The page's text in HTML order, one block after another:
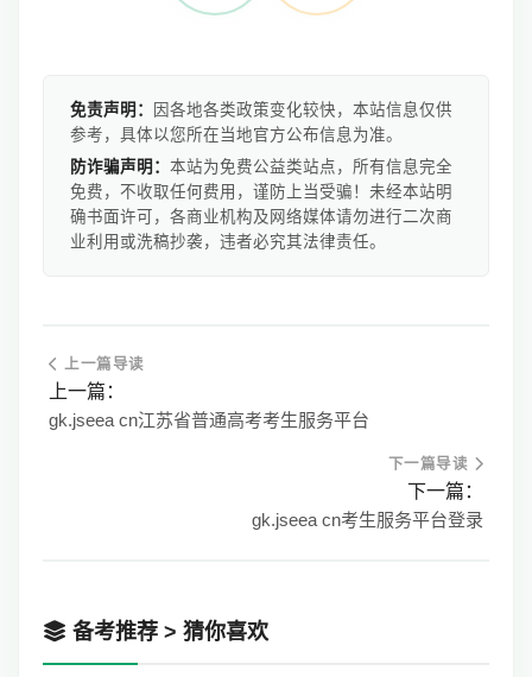
免责声明：
因各地各类政策变化较快，本站信息仅供
参考，具体以您所在当地官方公布信息为准。
防诈骗声明： 本站为免费公益类站点，所有信息完全
免费，不收取任何费用，谨防上当受骗！未经本站明
确书面许可，各商业机构及网络媒体请勿进行二次商
业利用或洗稿抄袭，违者必究其法律责任。
上一篇导读
上一篇：
gk.jseea cn江苏省普通高考考生服务平台
下一篇导读
下一篇：
gk.jseea cn考生服务平台登录
备考推荐 > 猜你喜欢